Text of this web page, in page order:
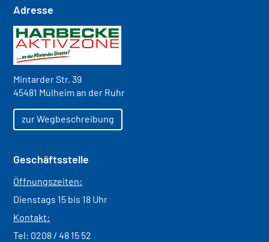
Adresse
Mintarder Str. 39
45481 Mülheim an der Ruhr
zur Wegbeschreibung
Geschäftsstelle
Öffnungszeiten:
Dienstags 15 bis 18 Uhr
Kontakt:
Tel: 0208 / 48 15 52